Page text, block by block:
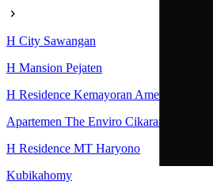
H City Sawangan
H Mansion Pejaten
H Residence Kemayoran Amethyst Tower
Apartemen The Enviro Cikarang
H Residence MT Haryono
Kubikahomy